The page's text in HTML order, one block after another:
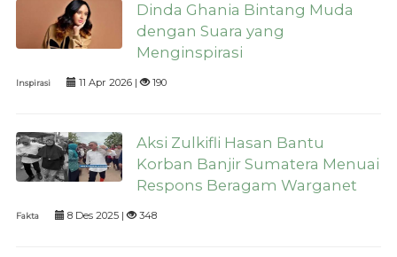
Dinda Ghania Bintang Muda
dengan Suara yang
Menginspirasi
Inspirasi 11 Apr 2026 | 190
Aksi Zulkifli Hasan Bantu
Korban Banjir Sumatera Menuai
Respons Beragam Warganet
Fakta 8 Des 2025 | 348